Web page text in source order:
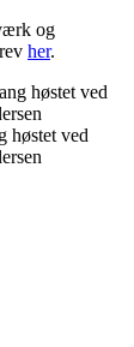
og
her.
høstet ved